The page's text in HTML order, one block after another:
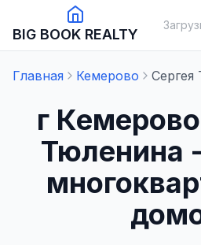
BIG BOOK REALTY
Главная Кемерово Сергея
г
Тюленина